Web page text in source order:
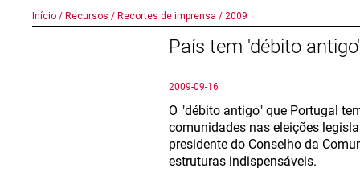
Início / Recursos / Recortes de imprensa / 2009
País tem 'débito
2009-09-16
O "débito antigo" que Portugal
comunidades nas eleições
presidente do Conselho da
estruturas indispensáveis.